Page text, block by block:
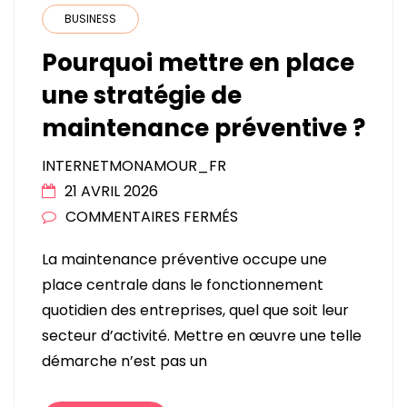
BUSINESS
Pourquoi mettre en place
une stratégie de
maintenance préventive ?
INTERNETMONAMOUR_FR
21 AVRIL 2026
COMMENTAIRES FERMÉS
METTRE
EN
PLACE
UNE
La maintenance préventive occupe une
place centrale dans le fonctionnement
quotidien des entreprises, quel que soit leur
secteur d’activité. Mettre en œuvre une telle
démarche n’est pas un